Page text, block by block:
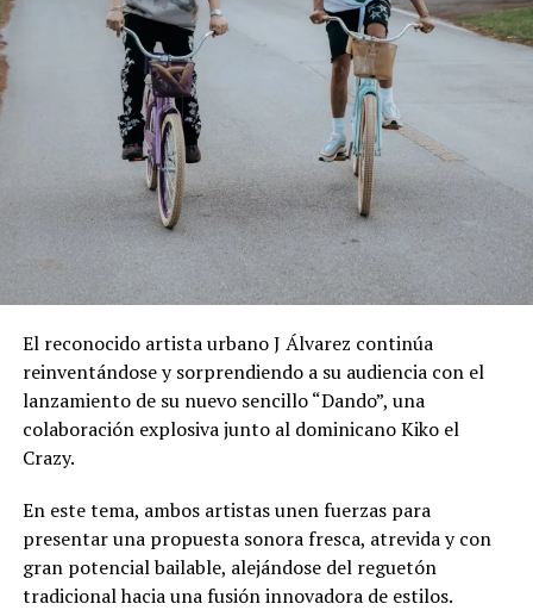
El reconocido artista urbano J Álvarez continúa
reinventándose y sorprendiendo a su audiencia con el
lanzamiento de su nuevo sencillo “Dando”, una
colaboración explosiva junto al dominicano Kiko el
Crazy.
En este tema, ambos artistas unen fuerzas para
presentar una propuesta sonora fresca, atrevida y con
gran potencial bailable, alejándose del reguetón
tradicional hacia una fusión innovadora de estilos.